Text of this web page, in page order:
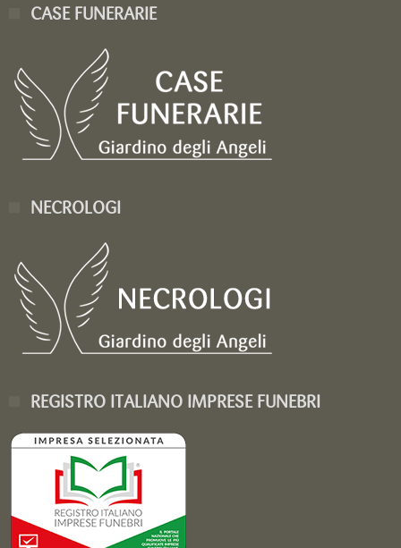
CASE FUNERARIE
NECROLOGI
REGISTRO ITALIANO IMPRESE FUNEBRI